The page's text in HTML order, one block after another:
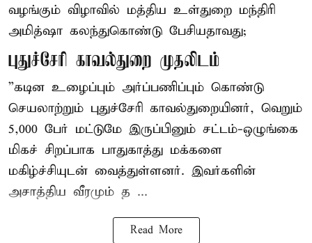
வழங்கும் விழாவில் மத்திய உள்துறை மந்திரி
அமித்ஷா கலந்துகொண்டு பேசியதாவது;
புதுச்சேரி காவல்துறை முதலிடம்
”கடின உழைப்பும் அர்ப்பணிப்பும் கொண்டு
செயலாற்றும் புதுச்சேரி காவல்துறையினர், வெறும்
5,000 பேர் மட்டுமே இருப்பினும் சட்டம்-ஒழுங்கை
மிகச் சிறப்பாக பாதுகாத்து மக்களை
மகிழ்ச்சியுடன் வைத்துள்ளனர். இவர்களின்
அசாத்திய வீரமும் த ...
Read More